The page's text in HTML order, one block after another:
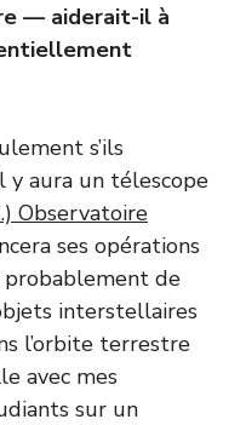
— aiderait-il à
s’ils
y aura un télescope
Observatoire
ses opérations
de
interstellaires
l’orbite terrestre
avec mes
sur un